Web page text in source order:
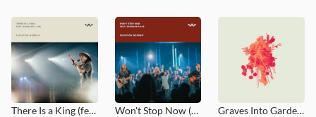
There Is a King (feat. Brandon Lake - Live from Elevation Ballantyne) Won't Stop Now (feat. Brandon Lake - Live - Elevation Worship) Graves Into Gardens: Morning & Evening